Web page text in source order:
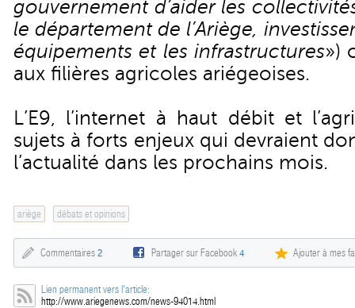
gouvernement d’aider les
le département de l’Ariège,
équipements et les infrastructures»)
aux filières agricoles ariégeoises.
L’E9, l’internet à haut débit et
sujets à forts enjeux qui devraient
l’actualité dans les prochains mois.
ariège débats et opinions
Commentaires 2 Partager sur Facebook4 Ajouter à mes
Lien permanent vers l'article:
http://www.ariegenews.com/news-94014.html